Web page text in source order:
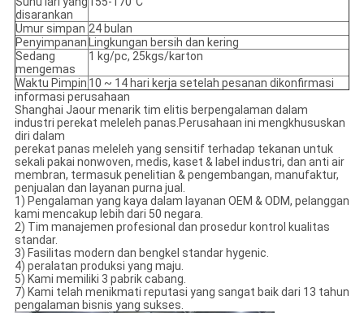
disarankan
Umur simpan 24 bulan
Penyimpanan Lingkungan bersih dan kering
Sedang
mengemas
1 kg/pc, 25kgs/karton
Waktu Pimpin 10 ~ 14 hari kerja setelah pesanan dikonfirmasi
informasi perusahaan
Shanghai Jaour menarik tim elitis berpengalaman dalam
industri perekat meleleh panas.Perusahaan ini mengkhususkan
diri dalam
perekat panas meleleh yang sensitif terhadap tekanan untuk
sekali pakai nonwoven, medis, kaset & label industri, dan anti air
membran, termasuk penelitian & pengembangan, manufaktur,
penjualan dan layanan purna jual.
1) Pengalaman yang kaya dalam layanan OEM & ODM, pelanggan
kami mencakup lebih dari 50 negara.
2) Tim manajemen profesional dan prosedur kontrol kualitas
standar.
3) Fasilitas modern dan bengkel standar hygenic.
4) peralatan produksi yang maju.
5) Kami memiliki 3 pabrik cabang.
7) Kami telah menikmati reputasi yang sangat baik dari 13 tahun
pengalaman bisnis yang sukses.